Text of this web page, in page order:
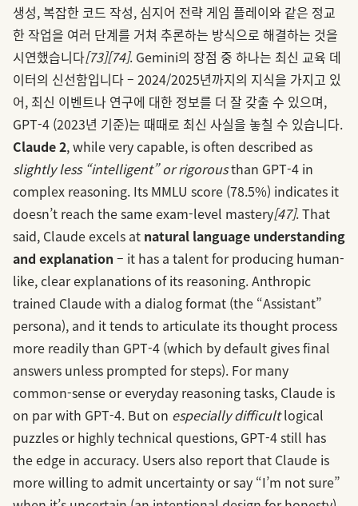
생성, 복잡한 코드 작성, 심지어 전략 게임 플레이와 같은 정교
한 작업을 여러 단계를 거쳐 추론하는 방식으로 해결하는 것을
시연했습니다[73][74]. Gemini의 장점 중 하나는 최신 교육 데
이터의 신선함입니다 – 2024/2025년까지의 지식을 가지고 있
어, 최신 이벤트나 연구에 대한 정보를 더 잘 갖출 수 있으며,
GPT‑4 (2023년 기준)는 때때로 최신 사실을 놓칠 수 있습니다.
Claude 2, while very capable, is often described as
slightly less “intelligent” or rigorousthan GPT‑4 in
complex reasoning. Its MMLU score (78.5%) indicates it
doesn’t reach the same exam-level mastery[47]. That
said, Claude excels at natural language understanding
and explanation – it has a talent for producing human-
like, clear explanations of its reasoning. Anthropic
trained Claude with a dialog format (the “Assistant”
persona), and it tends to articulate its thought process
more readily than GPT‑4 (which by default gives final
answers unless prompted for steps). For many
common-sense or everyday reasoning tasks, Claude is
on par with GPT‑4. But on especially difficultlogical
puzzles or highly technical questions, GPT‑4 still has
the edge in accuracy. Users also report that Claude is
more willing to admit uncertainty or say “I’m not sure”